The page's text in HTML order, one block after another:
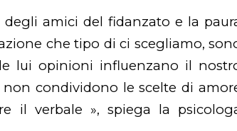
amici del fidanzato e la
che tipo di ci scegliamo,
lui opinioni influenzano il
condividono le scelte di
il verbale », spiega la